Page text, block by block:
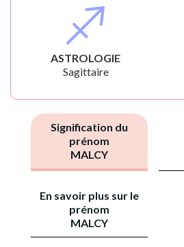
ASTROLOGIE
Sagittaire
Signification du
prénom
MALCY
En savoir plus sur le
prénom
MALCY